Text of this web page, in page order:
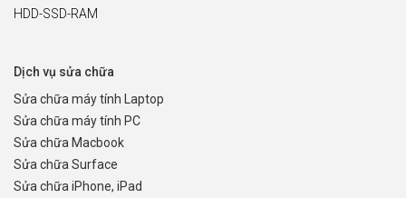
HDD-SSD-RAM
Dịch vụ sửa chữa
Sửa chữa máy tính Laptop
Sửa chữa máy tính PC
Sửa chữa Macbook
Sửa chữa Surface
Sửa chữa iPhone, iPad